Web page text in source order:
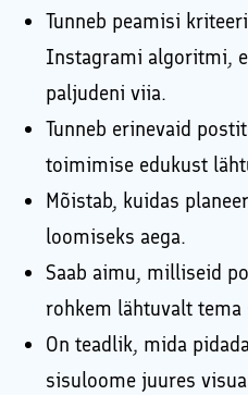
Tunneb peamisi
Instagrami algoritmi,
paljudeni viia.
Tunneb erinevaid
toimimise edukust
Mõistab, kuidas
loomiseks aega.
Saab aimu, milliseid
rohkem lähtuvalt
On teadlik, mida
sisuloome juures